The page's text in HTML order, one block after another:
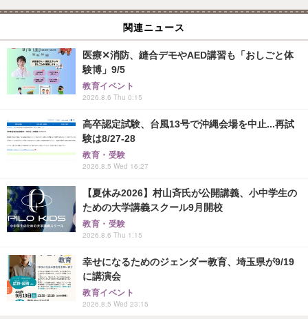
関連ニュース
医療✕消防、縫合デモやAED講習も「おしごと体
験博」9/5
教育イベント
2026.8.6 Thu 0:15
高卒認定試験、台風13号で沖縄会場を中止...再試
験は8/27-28
教育・受験
2026.8.5 Wed 16:27
【夏休み2026】村山斉氏が公開講義、小中学生の
ための大学講義スクール9月開校
教育・受験
2026.8.6 Thu 1:15
幸せになるためのジェンダー教育、埼玉県が9/19
に講演会
教育イベント
2026.8.5 Wed 23:15